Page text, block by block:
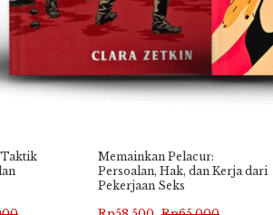
Taktik
Memainkan Pelacur:
Persoalan, Hak, dan Kerja dari
Pekerjaan Seks